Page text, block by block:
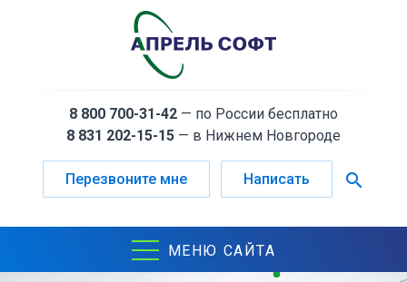
8 800 700-31-42 — по России бесплатно
8 831 202-15-15 — в Нижнем Новгороде
Перезвоните мне Написать search
МЕНЮ САЙТА